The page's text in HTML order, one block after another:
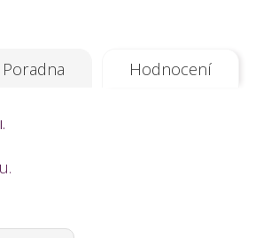
Poradna Hodnocení